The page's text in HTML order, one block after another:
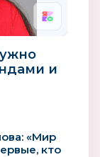
и
«Мир
кто